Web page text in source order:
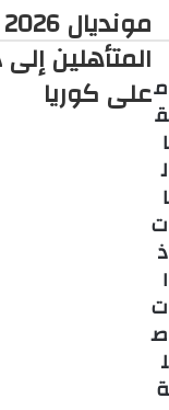
على كوريام
ق
ا
ل
ا
ت
ذ
ا
ت
ص
ل
ة